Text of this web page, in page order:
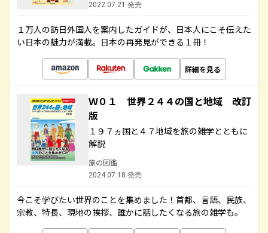
2022.07.21 発売
１万人の訪日外国人を案内したガイドが、日本人にこそ伝えた
い日本の魅力が満載。日本の再発見ができる１冊！
詳細を見る
Ｗ０１ 世界２４４の国と地域 改訂
版
１９７ヵ国と４７地域を旅の雑学とともに
解説
旅の図鑑
2024.07.18 発売
今こそ学びたい世界のことを集めました！首都、言語、民族、
宗教、特長、現地の挨拶、誰かに話したくなる旅の雑学も。